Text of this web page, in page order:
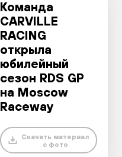
Команда
CARVILLE
RACING
открыла
юбилейный
сезон RDS GP
на Moscow
Raceway
Скачать материал
с фото